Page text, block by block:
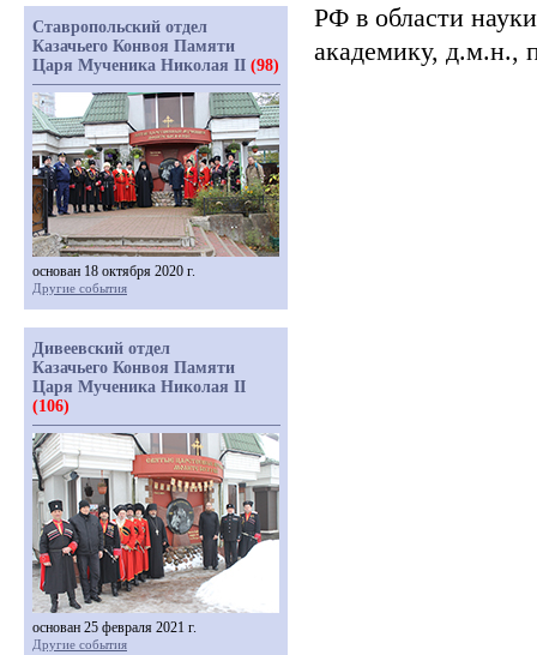
РФ в области
академику, д.м.н.,
Ставропольский отдел
Казачьего Конвоя Памяти
Царя Мученика Николая II (98)
основан 18 октября 2020 г.
Другие события
Дивеевский отдел
Казачьего Конвоя Памяти
Царя Мученика Николая II
(106)
основан 25 февраля 2021 г.
Другие события